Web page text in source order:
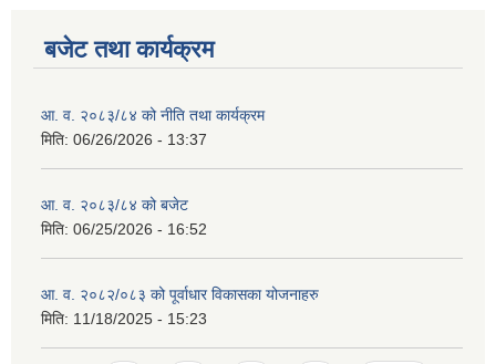
बजेट तथा कार्यक्रम
आ. व. २०८३/८४ को नीति तथा कार्यक्रम
मिति: 06/26/2026 - 13:37
आ. व. २०८३/८४ को बजेट
मिति: 06/25/2026 - 16:52
आ. व. २०८२/०८३ को पूर्वाधार विकासका योजनाहरु
मिति: 11/18/2025 - 15:23